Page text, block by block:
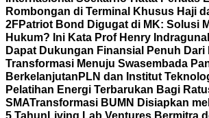
Rombongan di Terminal Khusus Haji
2FPatriot Bond Digugat di MK: Solusi
Hukum? Ini Kata Prof Henry Indraguna
Dapat Dukungan Finansial Penuh Dari
Transformasi Menuju Swasembada
Berkelanjutan PLN dan Institut
Pelatihan Energi Terbarukan Bagi
SMATransformasi BUMN Disiapkan
5 Tahun Living Lab Ventures Bermitra